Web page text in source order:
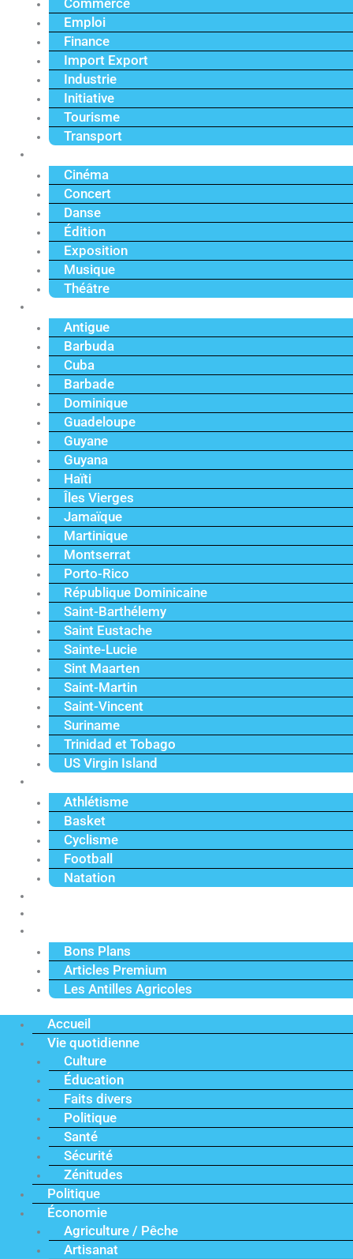
Commerce
Emploi
Finance
Import Export
Industrie
Initiative
Tourisme
Transport
Cinéma
Concert
Danse
Édition
Exposition
Musique
Théâtre
Antigue
Barbuda
Cuba
Barbade
Dominique
Guadeloupe
Guyane
Guyana
Haïti
Îles Vierges
Jamaïque
Martinique
Montserrat
Porto-Rico
République Dominicaine
Saint-Barthélemy
Saint Eustache
Sainte-Lucie
Sint Maarten
Saint-Martin
Saint-Vincent
Suriname
Trinidad et Tobago
US Virgin Island
Athlétisme
Basket
Cyclisme
Football
Natation
Bons Plans
Articles Premium
Les Antilles Agricoles
Accueil
Vie quotidienne
Culture
Éducation
Faits divers
Politique
Santé
Sécurité
Zénitudes
Politique
Économie
Agriculture / Pêche
Artisanat